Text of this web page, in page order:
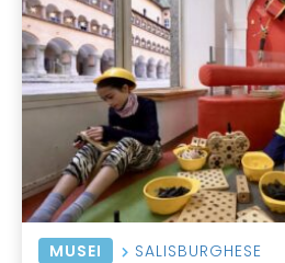
MUSEI SALISBURGHESE